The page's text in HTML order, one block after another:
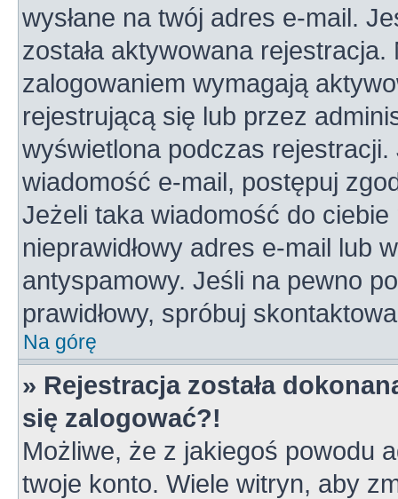
wysłane na twój adres e-mail.
została aktywowana
zalogowaniem wymagają
rejestrującą się lub przez
wyświetlona podczas rejestracji.
wiadomość e-mail, postępuj
Jeżeli taka wiadomość do ciebie
nieprawidłowy adres e-mail lub
antyspamowy. Jeśli na pewno
prawidłowy, spróbuj
Na górę
» Rejestracja została
się zalogować?!
Możliwe, że z jakiegoś powodu
twoje konto. Wiele witryn, aby